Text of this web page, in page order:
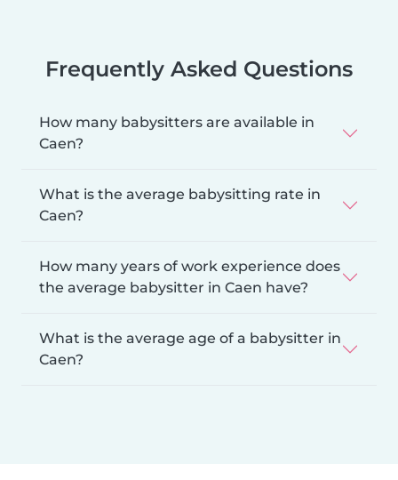
Frequently Asked Questions
How many babysitters are available in
Caen?
What is the average babysitting rate in
Caen?
How many years of work experience does
the average babysitter in Caen have?
What is the average age of a babysitter in
Caen?